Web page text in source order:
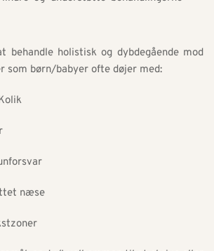
behandle holistisk og dybdegående mod
som børn/babyer ofte døjer med:
næse